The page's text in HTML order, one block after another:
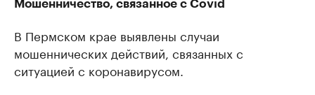
Мошенничество, связанное с Covid
В Пермском крае выявлены случаи
мошеннических действий, связанных с
ситуацией с коронавирусом.